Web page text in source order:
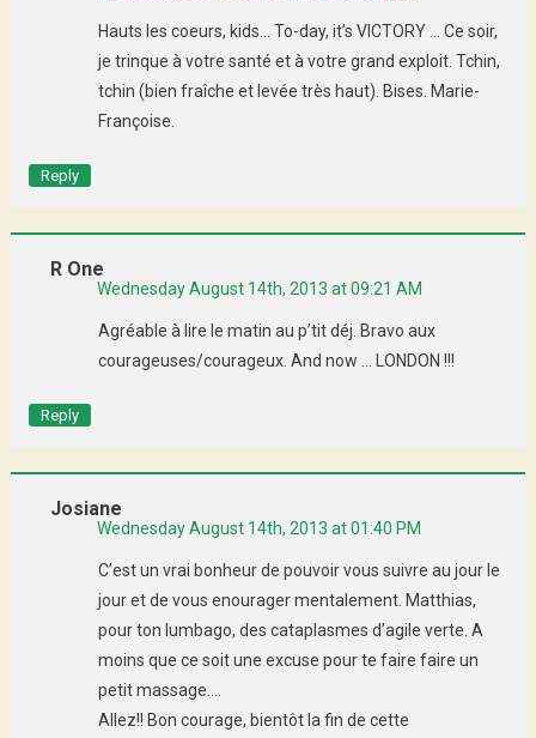
Hauts les coeurs, kids… To-day, it’s VICTORY … Ce soir,
je trinque à votre santé et à votre grand exploit. Tchin,
tchin (bien fraîche et levée très haut). Bises. Marie-
Françoise.
Reply
R One
Wednesday August 14th, 2013 at 09:21 AM
Agréable à lire le matin au p’tit déj. Bravo aux
courageuses/courageux. And now … LONDON !!!
Reply
Josiane
Wednesday August 14th, 2013 at 01:40 PM
C’est un vrai bonheur de pouvoir vous suivre au jour le
jour et de vous enourager mentalement. Matthias,
pour ton lumbago, des cataplasmes d’agile verte. A
moins que ce soit une excuse pour te faire faire un
petit massage….
Allez!! Bon courage, bientôt la fin de cette